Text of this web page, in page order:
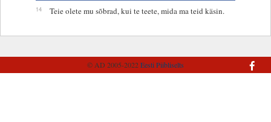
14 Teie olete mu sõbrad, kui te teete, mida ma teid käsin.
© AD 2005-2022Eesti Piibliselts